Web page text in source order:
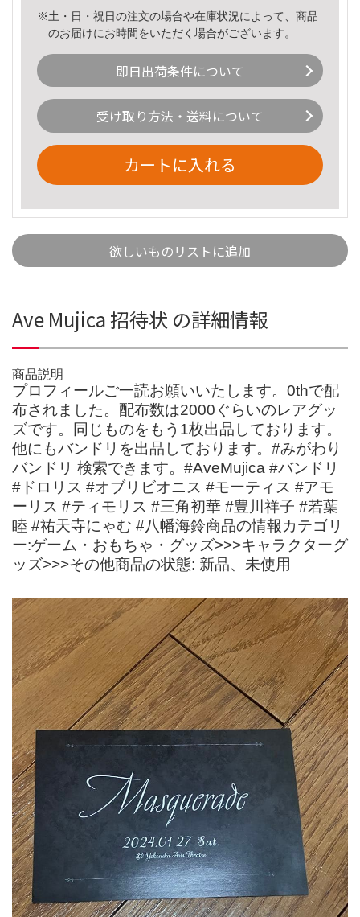
※土・日・祝日の注文の場合や在庫状況によって、商品
のお届けにお時間をいただく場合がございます。
即日出荷条件について
受け取り方法・送料について
カートに入れる
欲しいものリストに追加
Ave Mujica 招待状 の詳細情報
商品説明
プロフィールご一読お願いいたします。0thで配
布されました。配布数は2000ぐらいのレアグッ
ズです。同じものをもう1枚出品しております。
他にもバンドリを出品しております。#みがわり
バンドリ 検索できます。#AveMujica #バンドリ
#ドロリス #オブリビオニス #モーティス #アモ
ーリス #ティモリス #三角初華 #豊川祥子 #若葉
睦 #祐天寺にゃむ #八幡海鈴商品の情報カテゴリ
ー:ゲーム・おもちゃ・グッズ>>>キャラクターグ
ッズ>>>その他商品の状態: 新品、未使用